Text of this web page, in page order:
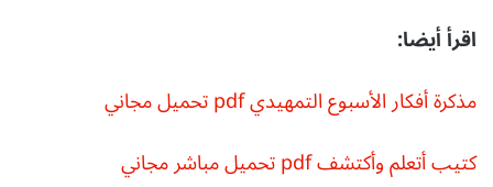
اقرأ أيضا:
مذكرة أفكار الأسبوع التمهيدي pdf تحميل مجاني
كتيب أتعلم وأكتشف pdf تحميل مباشر مجاني